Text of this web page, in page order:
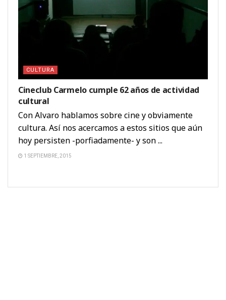
CULTURA
Cineclub Carmelo cumple 62 años de actividad
cultural
Con Alvaro hablamos sobre cine y obviamente
cultura. Así nos acercamos a estos sitios que aún
hoy persisten -porfiadamente- y son ...
1 SEPTIEMBRE, 2015